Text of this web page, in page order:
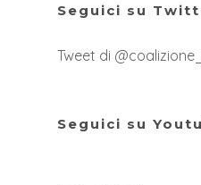
Seguici su
Tweet di
Seguici su